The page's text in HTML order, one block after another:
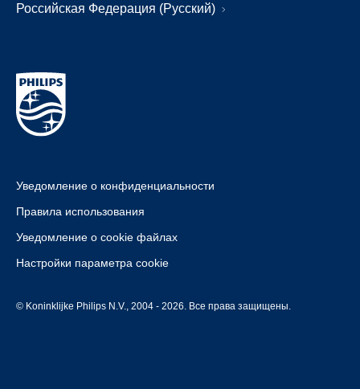
Российская Федерация (Русский)
Уведомление о конфиденциальности
Правила использования
Уведомление о cookie файлах
Настройки параметра cookie
© Koninklijke Philips N.V., 2004 - 2026. Все права защищены.